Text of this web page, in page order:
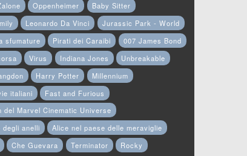
Oppenheimer
Baby Sitter
Leonardo Da Vinci
Jurassic Park - World
sfumature
Pirati dei Caraibi
007 James Bond
Virus Indiana Jones
Unbreakable
Harry Potter
Millennium
italiani
Fast and Furious
del Marvel Cinematic Universe
degli anelli
Alice nel paese delle meraviglie
Che Guevara Terminator Rocky